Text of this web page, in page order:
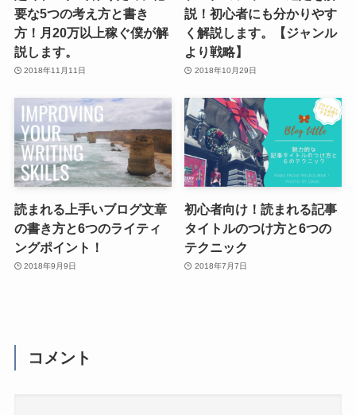
要な5つの考え方と書き
方！月20万以上稼ぐ僕が解
説します。
2018年11月11日
説！初心者にも分かりやす
く解説します。【ジャンル
より戦略】
2018年10月29日
読まれる上手いブログ文章
の書き方と6つのライティ
ングポイント！
2018年9月9日
初心者向け！読まれる記事
タイトルのつけ方と6つの
テクニック
2018年7月7日
コメント